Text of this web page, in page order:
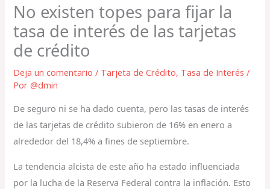
No existen topes para fijar la
tasa de interés de las tarjetas
de crédito
Deja un comentario / Tarjeta de Crédito, Tasa de Interés /
Por@dmin
De seguro ni se ha dado cuenta, pero las tasas de interés
de las tarjetas de crédito subieron de 16% en enero a
alrededor del 18,4% a fines de septiembre.
La tendencia alcista de este año ha estado influenciada
por la lucha de la Reserva Federal contra la inflación. Esto